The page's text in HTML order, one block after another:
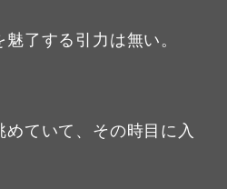
了する引力は無い。
ていて、その時目に入